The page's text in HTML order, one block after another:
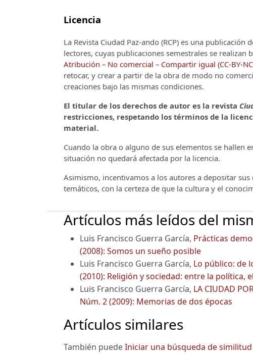
Licencia
La Revista Ciudad Paz-ando (RCP) es una publicación
lectores, cuyas publicaciones semestrales se realizan
Atribución – No comercial – Compartir igual (CC-BY-
retocar, y crear a partir de la obra de modo no
creaciones bajo las mismas condiciones.
El titular de los derechos de autor es la revista
restricciones, respetando los términos de la
material.
Cuando la obra o alguno de sus elementos se hallen
situación no quedará afectada por la licencia.
Asimismo, incentivamos a los autores a depositar
temáticos, con la certeza de que la cultura y el
Artículos más leídos del
Luis Francisco Guerra García, Prácticas
(2008): Somos un sueño posible
Luis Francisco Guerra García, Lo público: de
(2010): Religión y sociedad: entre la política,
Luis Francisco Guerra García, LA CIUDAD
Núm. 2 (2009): Memorias de dos épocas
Artículos similares
También puedeIniciar una búsqueda de similitud